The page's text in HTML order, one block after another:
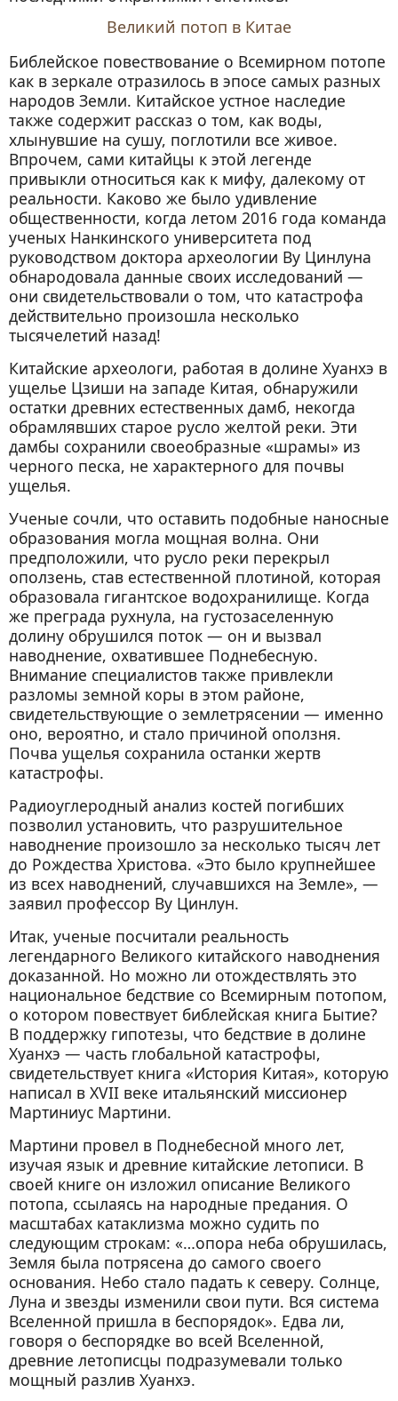
Великий потоп в Китае
Библейское повествование о Всемирном потопе
как в зеркале отразилось в эпосе самых разных
народов Земли. Китайское устное наследие
также содержит рассказ о том, как воды,
хлынувшие на сушу, поглотили все живое.
Впрочем, сами китайцы к этой легенде
привыкли относиться как к мифу, далекому от
реальности. Каково же было удивление
общественности, когда летом 2016 года команда
ученых Нанкинского университета под
руководством доктора археологии Ву Цинлуна
обнародовала данные своих исследований —
они свидетельствовали о том, что катастрофа
действительно произошла несколько
тысячелетий назад!
Китайские археологи, работая в долине Хуанхэ в
ущелье Цзиши на западе Китая, обнаружили
остатки древних естественных дамб, некогда
обрамлявших старое русло желтой реки. Эти
дамбы сохранили своеобразные «шрамы» из
черного песка, не характерного для почвы
ущелья.
Ученые сочли, что оставить подобные наносные
образования могла мощная волна. Они
предположили, что русло реки перекрыл
оползень, став естественной плотиной, которая
образовала гигантское водохранилище. Когда
же преграда рухнула, на густозаселенную
долину обрушился поток — он и вызвал
наводнение, охватившее Поднебесную.
Внимание специалистов также привлекли
разломы земной коры в этом районе,
свидетельствующие о землетрясении — именно
оно, вероятно, и стало причиной оползня.
Почва ущелья сохранила останки жертв
катастрофы.
Радиоуглеродный анализ костей погибших
позволил установить, что разрушительное
наводнение произошло за несколько тысяч лет
до Рождества Христова. «Это было крупнейшее
из всех наводнений, случавшихся на Земле», —
заявил профессор Ву Цинлун.
Итак, ученые посчитали реальность
легендарного Великого китайского наводнения
доказанной. Но можно ли отождествлять это
национальное бедствие со Всемирным потопом,
о котором повествует библейская книга Бытие?
В поддержку гипотезы, что бедствие в долине
Хуанхэ — часть глобальной катастрофы,
свидетельствует книга «История Китая», которую
написал в XVII веке итальянский миссионер
Мартиниус Мартини.
Мартини провел в Поднебесной много лет,
изучая язык и древние китайские летописи. В
своей книге он изложил описание Великого
потопа, ссылаясь на народные предания. О
масштабах катаклизма можно судить по
следующим строкам: «…опора неба обрушилась,
Земля была потрясена до самого своего
основания. Небо стало падать к северу. Солнце,
Луна и звезды изменили свои пути. Вся система
Вселенной пришла в беспорядок». Едва ли,
говоря о беспорядке во всей Вселенной,
древние летописцы подразумевали только
мощный разлив Хуанхэ.